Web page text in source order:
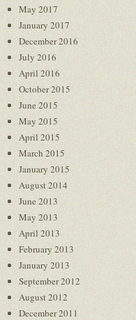
May 2017
January 2017
December 2016
July 2016
April 2016
October 2015
June 2015
May 2015
April 2015
March 2015
January 2015
August 2014
June 2013
May 2013
April 2013
February 2013
January 2013
September 2012
August 2012
December 2011